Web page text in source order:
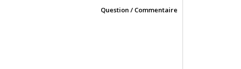
Question / Commentaire